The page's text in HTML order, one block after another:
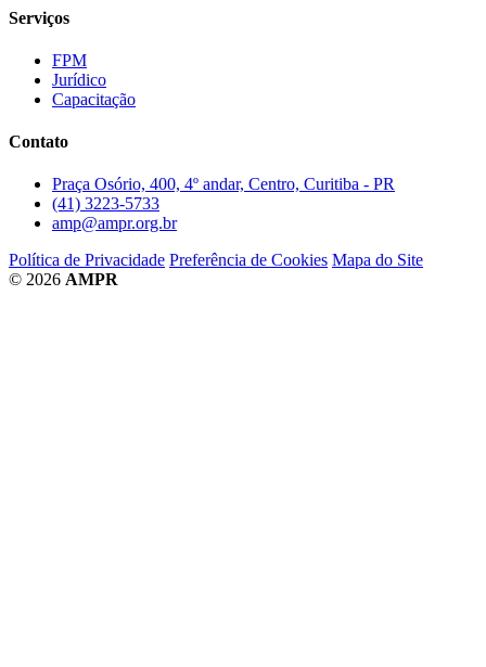
Serviços
FPM
Jurídico
Capacitação
Contato
Praça Osório, 400, 4º andar, Centro, Curitiba - PR
(41) 3223-5733
amp@ampr.org.br
Política de Privacidade Preferência de Cookies Mapa do Site
© 2026 AMPR